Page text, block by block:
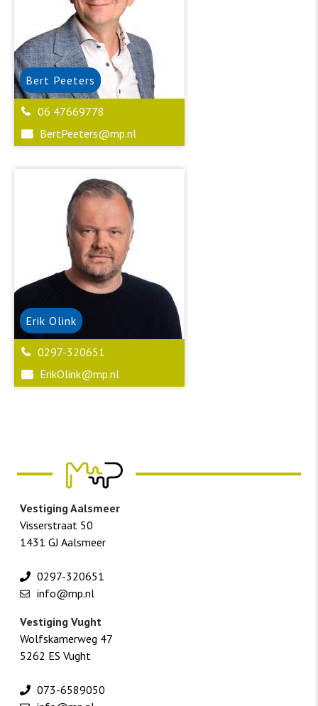
Bert Peeters
06 47669778
BertPeeters@mp.nl
Erik Olink
0297-320651
ErikOlink@mp.nl
Vestiging Aalsmeer
Visserstraat 50
1431 GJ Aalsmeer
0297-320651
info@mp.nl
Vestiging Vught
Wolfskamerweg 47
5262 ES Vught
073-6589050